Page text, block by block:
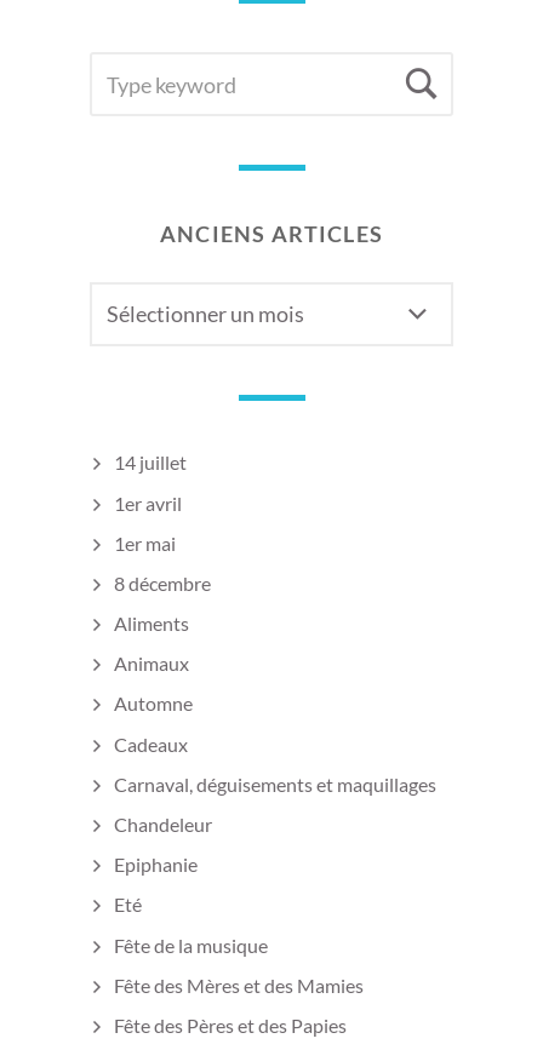
FOR:
ANCIENS ARTICLES
14 juillet
1er avril
1er mai
8 décembre
Aliments
Animaux
Automne
Cadeaux
Carnaval, déguisements et maquillages
Chandeleur
Epiphanie
Eté
Fête de la musique
Fête des Mères et des Mamies
Fête des Pères et des Papies